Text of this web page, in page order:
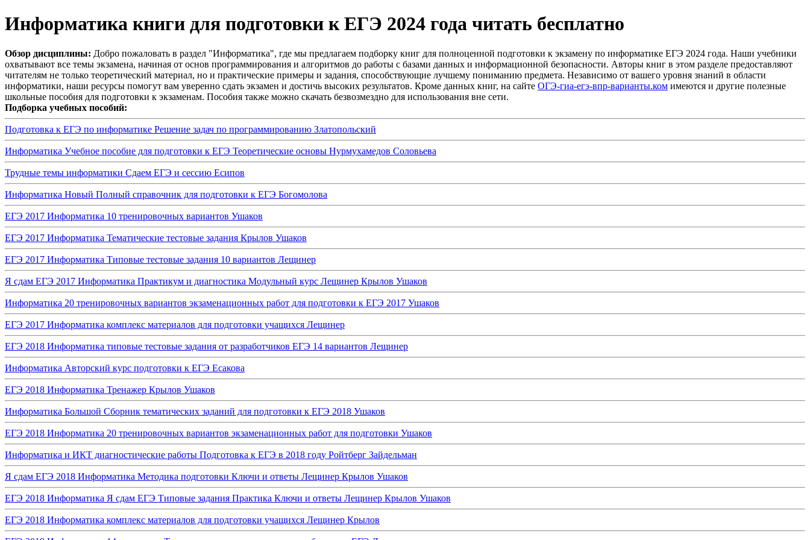
Информатика книги для подготовки к ЕГЭ 2024 года читать бесплатно
Обзор дисциплины: Добро пожаловать в раздел "Информатика", где мы предлагаем подборку книг для полноценной подготовки к экзамену по информатике ЕГЭ 2024 года. Наши учебники
охватывают все темы экзамена, начиная от основ программирования и алгоритмов до работы с базами данных и информационной безопасности. Авторы книг в этом разделе предоставляют
читателям не только теоретический материал, но и практические примеры и задания, способствующие лучшему пониманию предмета. Независимо от вашего уровня знаний в области
информатики, наши ресурсы помогут вам уверенно сдать экзамен и достичь высоких результатов. Кроме данных книг, на сайте ОГЭ-гиа-егэ-впр-варианты.ком имеются и другие полезные
школьные пособия для подготовки к экзаменам. Пособия также можно скачать безвозмездно для использования вне сети.
Подборка учебных пособий:
Подготовка к ЕГЭ по информатике Решение задач по программированию Златопольский
Информатика Учебное пособие для подготовки к ЕГЭ Теоретические основы Нурмухамедов Соловьева
Трудные темы информатики Сдаем ЕГЭ и сессию Есипов
Информатика Новый Полный справочник для подготовки к ЕГЭ Богомолова
ЕГЭ 2017 Информатика 10 тренировочных вариантов Ушаков
ЕГЭ 2017 Информатика Тематические тестовые задания Крылов Ушаков
ЕГЭ 2017 Информатика Типовые тестовые задания 10 вариантов Лещинер
Я сдам ЕГЭ 2017 Информатика Практикум и диагностика Модульный курс Лещинер Крылов Ушаков
Информатика 20 тренировочных вариантов экзаменационных работ для подготовки к ЕГЭ 2017 Ушаков
ЕГЭ 2017 Информатика комплекс материалов для подготовки учащихся Лещинер
ЕГЭ 2018 Информатика типовые тестовые задания от разработчиков ЕГЭ 14 вариантов Лещинер
Информатика Авторский курс подготовки к ЕГЭ Есакова
ЕГЭ 2018 Информатика Тренажер Крылов Ушаков
Информатика Большой Сборник тематических заданий для подготовки к ЕГЭ 2018 Ушаков
ЕГЭ 2018 Информатика 20 тренировочных вариантов экзаменационных работ для подготовки Ушаков
Информатика и ИКТ диагностические работы Подготовка к ЕГЭ в 2018 году Ройтберг Зайдельман
Я сдам ЕГЭ 2018 Информатика Методика подготовки Ключи и ответы Лещинер Крылов Ушаков
ЕГЭ 2018 Информатика Я сдам ЕГЭ Типовые задания Практика Ключи и ответы Лещинер Крылов Ушаков
ЕГЭ 2018 Информатика комплекс материалов для подготовки учащихся Лещинер Крылов